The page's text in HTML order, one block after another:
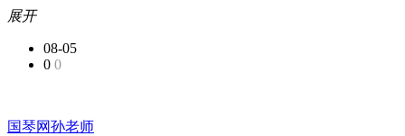
展开
08-05
0 0
国琴网孙老师